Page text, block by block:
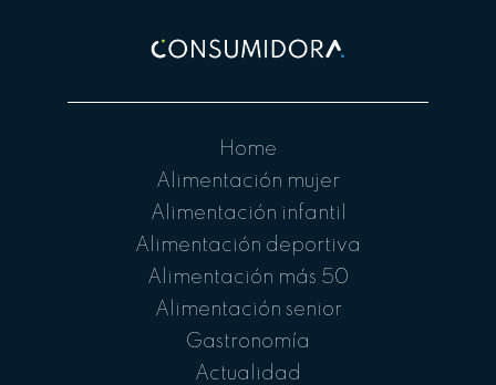
Home
Alimentación mujer
Alimentación infantil
Alimentación deportiva
Alimentación más 50
Alimentación senior
Gastronomía
Actualidad